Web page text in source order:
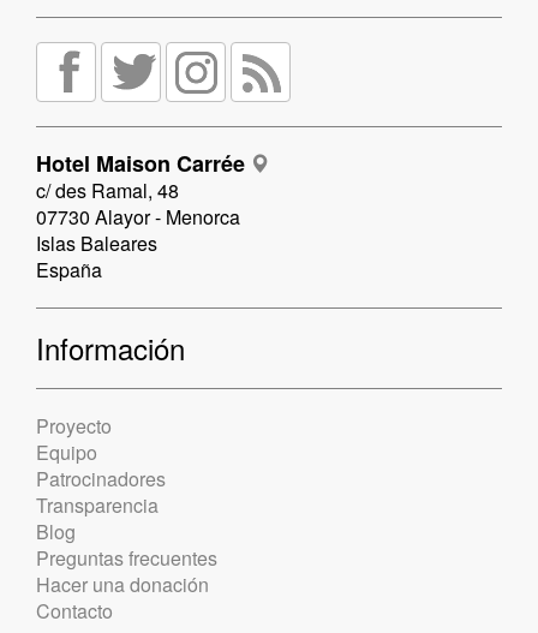
Hotel Maison Carrée
c/ des Ramal, 48
07730 Alayor - Menorca
Islas Baleares
España
Información
Proyecto
Equipo
Patrocinadores
Transparencia
Blog
Preguntas frecuentes
Hacer una donación
Contacto